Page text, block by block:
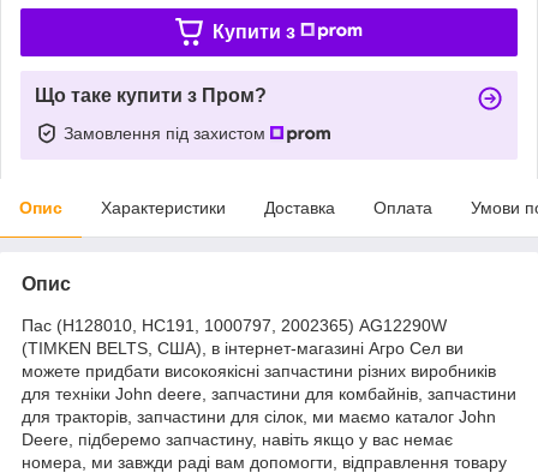
Купити з
Що таке купити з Пром?
Замовлення під захистом
Опис Характеристики Доставка Оплата Умови
Опис
Пас (H128010, HC191, 1000797, 2002365) AG12290W
(TIMKEN BELTS, США), в інтернет-магазині Агро Сел ви
можете придбати високоякісні запчастини різних виробників
для техніки John deere, запчастини для комбайнів, запчастини
для тракторів, запчастини для сілок, ми маємо каталог John
Deere, підберемо запчастину, навіть якщо у вас немає
номера, ми завжди раді вам допомогти, відправлення товару